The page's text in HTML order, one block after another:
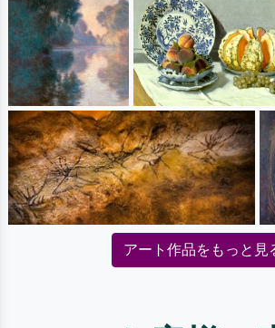
アート作品をもっと見